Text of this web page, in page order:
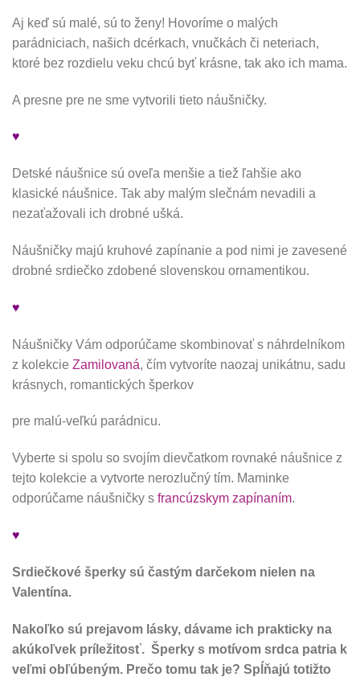
Aj keď sú malé, sú to ženy! Hovoríme o malých
parádniciach, našich dcérkach, vnučkách či neteriach,
ktoré bez rozdielu veku chcú byť krásne, tak ako ich mama.
A presne pre ne sme vytvorili tieto náušničky.
♥
Detské náušnice sú oveľa menšie a tiež ľahšie ako
klasické náušnice. Tak aby malým slečnám nevadili a
nezaťažovali ich drobné ušká.
Náušničky majú kruhové zapínanie a pod nimi je zavesené
drobné srdiečko zdobené slovenskou ornamentikou.
♥
Náušničky Vám odporúčame skombinovať s náhrdelníkom
z kolekcie Zamilovaná, čím vytvoríte naozaj unikátnu, sadu
krásnych, romantických šperkov
pre malú-veľkú parádnicu.
Vyberte si spolu so svojím dievčatkom rovnaké náušnice z
tejto kolekcie a vytvorte nerozlučný tím. Maminke
odporúčame náušničky s francúzskym zapínaním.
♥
Srdiečkové šperky sú častým darčekom nielen na
Valentína.
Nakoľko sú prejavom lásky, dávame ich prakticky na
akúkoľvek príležitosť. Šperky s motívom srdca patria k
veľmi obľúbeným. Prečo tomu tak je? Spĺňajú totižto